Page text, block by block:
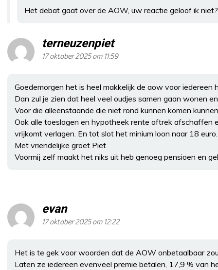
Het debat gaat over de AOW, uw reactie geloof ik niet?
terneuzenpiet
17 oktober 2025 om 11:59
Goedemorgen het is heel makkelijk de aow voor
Dan zul je zien dat heel veel oudjes samen gaan wonen
Voor die alleenstaande die niet rond kunnen komen
Ook alle toeslagen en hypotheek rente aftrek
vrijkomt verlagen. En tot slot het minium loon naar 18 euro.
Met vriendelijke groet Piet
Voormij zelf maakt het niks uit heb genoeg pensioen en
evan
17 oktober 2025 om 12:22
Het is te gek voor woorden dat de AOW onbetaalbaar
Laten ze iedereen evenveel premie betalen, 17,9 % van